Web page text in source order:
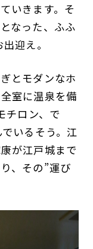
いきます。そ
なった、ふふ
迎え。
とモダンなホ
室に温泉を備
チロン、で
いるそう。江
が江戸城まで
、その”運び